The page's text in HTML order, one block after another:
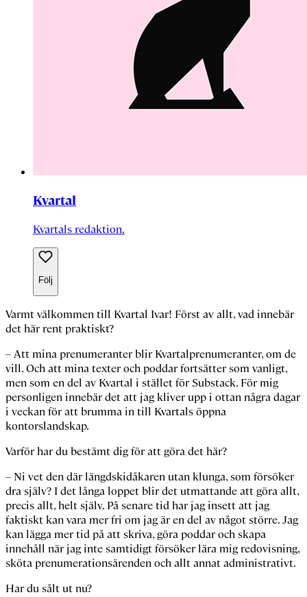
Kvartal
Kvartals redaktion.
Följ
Varmt välkommen till Kvartal Ivar! Först av allt, vad innebär
det här rent praktiskt?
– Att mina prenumeranter blir Kvartalprenumeranter, om de
vill. Och att mina texter och poddar fortsätter som vanligt,
men som en del av Kvartal i stället för Substack. För mig
personligen innebär det att jag kliver upp i ottan några dagar
i veckan för att brumma in till Kvartals öppna
kontorslandskap.
Varför har du bestämt dig för att göra det här?
– Ni vet den där längdskidåkaren utan klunga, som försöker
dra själv? I det långa loppet blir det utmattande att göra allt,
precis allt, helt själv. På senare tid har jag insett att jag
faktiskt kan vara mer fri om jag är en del av något större. Jag
kan lägga mer tid på att skriva, göra poddar och skapa
innehåll när jag inte samtidigt försöker lära mig redovisning,
sköta prenumerationsärenden och allt annat administrativt.
Har du sålt ut nu?